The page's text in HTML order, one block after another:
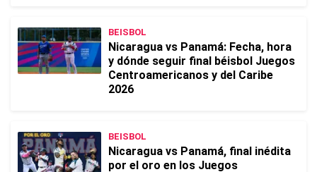
BEISBOL
Nicaragua vs Panamá: Fecha, hora
y dónde seguir final béisbol Juegos
Centroamericanos y del Caribe
2026
BEISBOL
Nicaragua vs Panamá, final inédita
por el oro en los Juegos